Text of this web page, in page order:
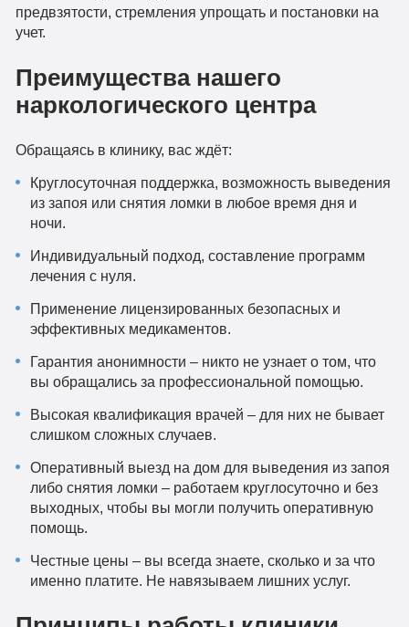
предвзятости, стремления упрощать и постановки на
учет.
Преимущества нашего
наркологического центра
Обращаясь в клинику, вас ждёт:
Круглосуточная поддержка, возможность выведения
из запоя или снятия ломки в любое время дня и
ночи.
Индивидуальный подход, составление программ
лечения с нуля.
Применение лицензированных безопасных и
эффективных медикаментов.
Гарантия анонимности – никто не узнает о том, что
вы обращались за профессиональной помощью.
Высокая квалификация врачей – для них не бывает
слишком сложных случаев.
Оперативный выезд на дом для выведения из запоя
либо снятия ломки – работаем круглосуточно и без
выходных, чтобы вы могли получить оперативную
помощь.
Честные цены – вы всегда знаете, сколько и за что
именно платите. Не навязываем лишних услуг.